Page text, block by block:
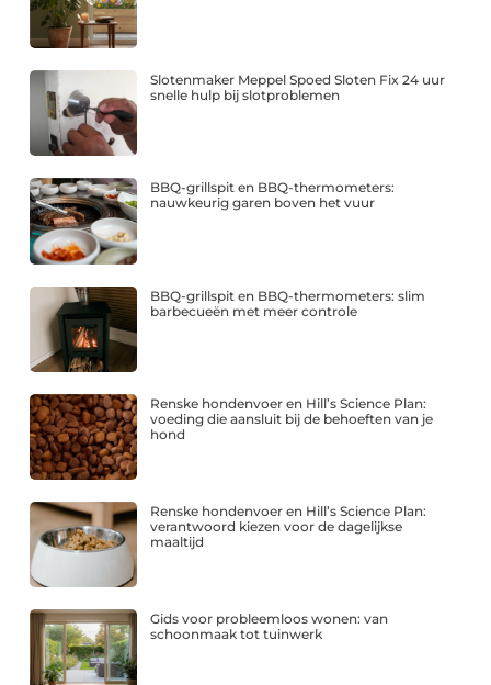
Slotenmaker Meppel Spoed Sloten Fix 24 uur
snelle hulp bij slotproblemen
BBQ-grillspit en BBQ-thermometers:
nauwkeurig garen boven het vuur
BBQ-grillspit en BBQ-thermometers: slim
barbecueën met meer controle
Renske hondenvoer en Hill’s Science Plan:
voeding die aansluit bij de behoeften van je
hond
Renske hondenvoer en Hill’s Science Plan:
verantwoord kiezen voor de dagelijkse
maaltijd
Gids voor probleemloos wonen: van
schoonmaak tot tuinwerk